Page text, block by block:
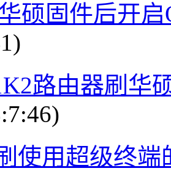
硕固件后开
路由器刷华
使用超级终端